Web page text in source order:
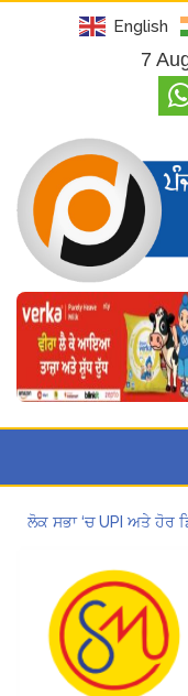
English
7
Hukamnama Sri
Hukamnama Sri